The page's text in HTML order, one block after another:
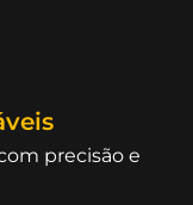
precisão e